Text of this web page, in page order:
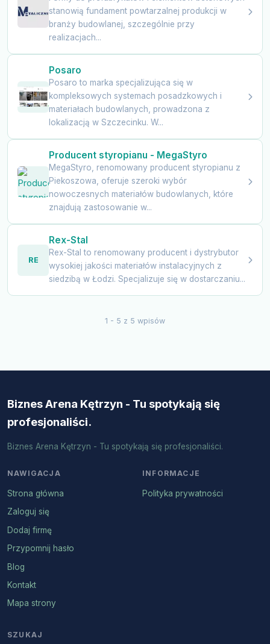
stanowią fundament powtarzalnej produkcji w
branży budowlanej, szczególnie przy
realizacjach...
Posaro
Posaro to marka specjalizująca się w
kompleksowych systemach posadzkowych i
materiałach budowlanych, prowadzona z
lokalizacją w Szczecinku. W...
Producent styropianu - MegaStyro
MegaStyro, renomowany producent styropianu z
Piekoszowa, oferuje szeroki wybór
nowoczesnych materiałów budowlanych, które
znajdują zastosowanie w...
RE
Rex-Stal
Rex-Stal to renomowany producent i dystrybutor
wysokiej jakości materiałów instalacyjnych z
siedzibą w Łodzi. Specjalizuje się w dostarczaniu...
1 - 5 z 5 wpisów
Biznes Arena Kętrzyn - Tu spotykają się
profesjonaliści.
Biznes Arena Kętrzyn - Tu spotykają się profesjonaliści.
NAWIGACJA
Strona główna
Zaloguj się
Dodaj firmę
Przypomnij hasło
Blog
Kontakt
Mapa strony
INFORMACJE
Polityka prywatności
SZUKAJ